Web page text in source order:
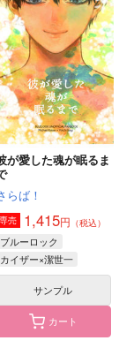
円（税込）
カイザー×潔世一
サンプル
作品詳細
が愛した魂が眠るま
らば！
専売 1,415円 （税込）
ブルーロック
カイザー×潔世一
サンプル
カート